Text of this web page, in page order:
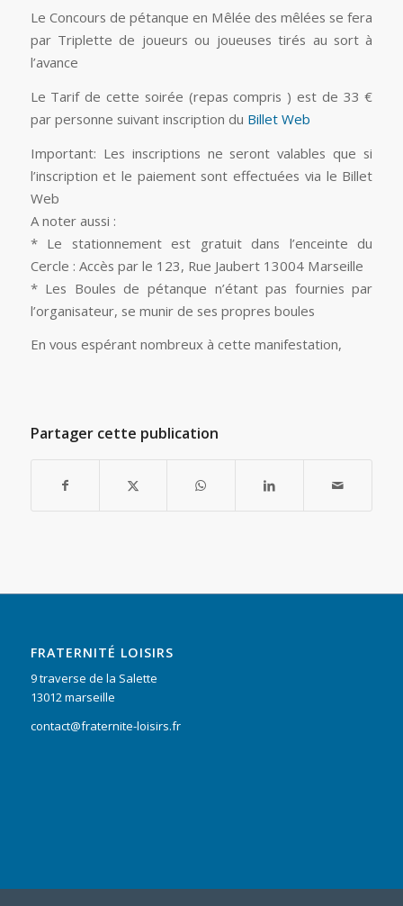
Le Concours de pétanque en Mêlée des mêlées se fera
par Triplette de joueurs ou joueuses tirés au sort à
l’avance
Le Tarif de cette soirée (repas compris ) est de 33 €
par personne suivant inscription du Billet Web
Important: Les inscriptions ne seront valables que si
l’inscription et le paiement sont effectuées via le Billet
Web
A noter aussi :
* Le stationnement est gratuit dans l’enceinte du
Cercle : Accès par le 123, Rue Jaubert 13004 Marseille
* Les Boules de pétanque n’étant pas fournies par
l’organisateur, se munir de ses propres boules
En vous espérant nombreux à cette manifestation,
Partager cette publication
FRATERNITÉ LOISIRS
9 traverse de la Salette
13012 marseille
contact@fraternite-loisirs.fr